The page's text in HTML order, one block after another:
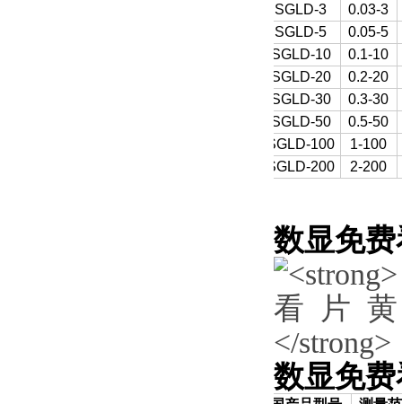
SGLD-3
0.03-3
SGLD-5
0.05-5
SGLD-10
0.1-10
SGLD-20
0.2-20
SGLD-30
0.3-30
SGLD-50
0.5-50
SGLD-100
1-100
SGLD-200
2-200
数显免
数显免